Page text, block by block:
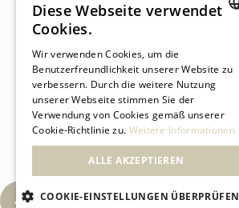
Diese Webseite verwendet
Cookies.
Wir verwenden Cookies, um die
Benutzerfreundlichkeit unserer Website zu
verbessern. Durch die weitere Nutzung
unserer Webseite stimmen Sie der
Verwendung von Cookies gemäß unserer
Cookie-Richtlinie zu. Weitere Informationen
ALLE AKZEPTIEREN
COOKIE-EINSTELLUNGEN ÜBERPRÜFEN